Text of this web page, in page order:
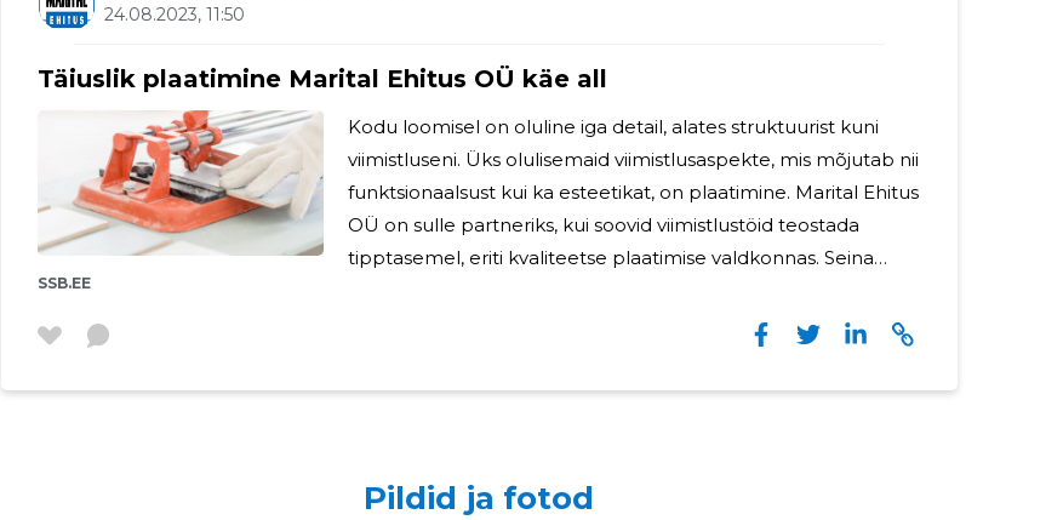
24.08.2023, 11:50
Täiuslik plaatimine Marital Ehitus OÜ käe all
SSB.EE
Kodu loomisel on oluline iga detail, alates struktuurist kuni
viimistluseni. Üks olulisemaid viimistlusaspekte, mis mõjutab nii
funktsionaalsust kui ka esteetikat, on plaatimine. Marital Ehitus
OÜ on sulle partneriks, kui soovid viimistlustöid teostada
tipptasemel, eriti kvaliteetse plaatimise valdkonnas. Seina
rohkemat kui lihtsalt pinnakate - see on kunst, mis toob ruumi
erinevates stiilides seinaplaatimises, olgu selleks siis
Pildid ja fotod